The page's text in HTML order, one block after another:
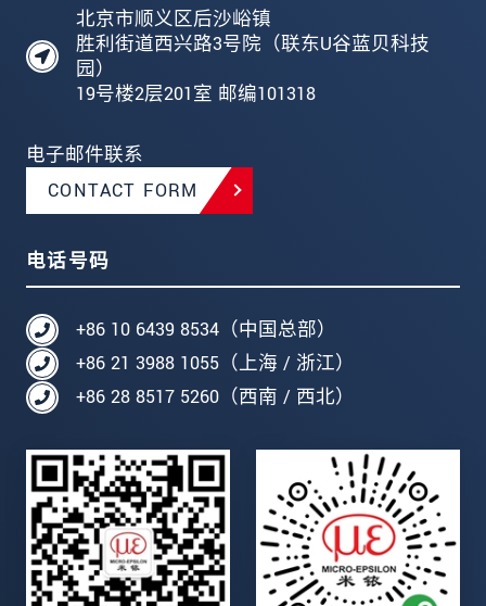
北京市顺义区后沙峪镇
胜利街道西兴路3号院（联东U谷蓝贝科技
园）
19号楼2层201室 邮编101318
电子邮件联系
CONTACT FORM
电话号码
+86 10 6439 8534（中国总部）
+86 21 3988 1055（上海 / 浙江）
+86 28 8517 5260（西南 / 西北）